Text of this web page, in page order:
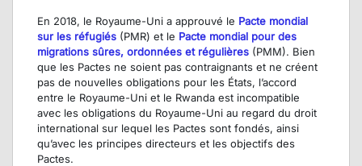
En 2018, le Royaume-Uni a approuvé le Pacte mondial
sur les réfugiés (PMR) et le Pacte mondial pour des
migrations sûres, ordonnées et régulières (PMM). Bien
que les Pactes ne soient pas contraignants et ne créent
pas de nouvelles obligations pour les États, l’accord
entre le Royaume-Uni et le Rwanda est incompatible
avec les obligations du Royaume-Uni au regard du droit
international sur lequel les Pactes sont fondés, ainsi
qu’avec les principes directeurs et les objectifs des
Pactes.